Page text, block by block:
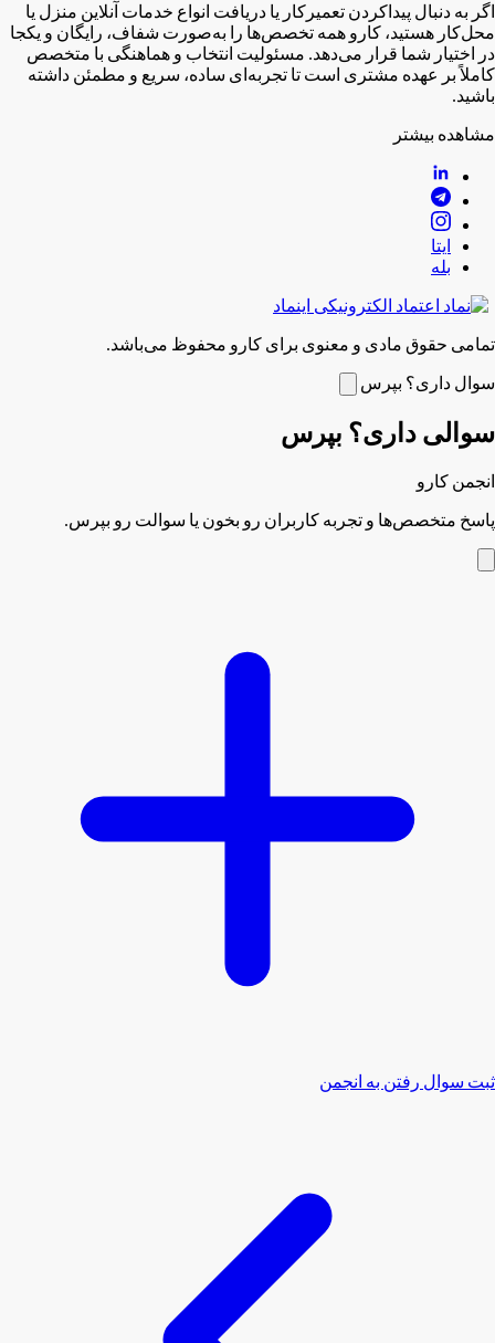
انتخاب کنید.
اگر به دنبال پیدا‌کردن تعمیرکار یا دریافت انواع خدمات آنلاین منزل یا
محل‌کار هستید، کارو همه تخصص‌ها را به‌صورت شفاف، رایگان و یکجا
در اختیار شما قرار می‌دهد. مسئولیت انتخاب و هماهنگی با متخصص
باشید.
مشاهده بیشتر
بله
سوال داری؟ بپرس
سوالی داری؟ بپرس
رفتن به انجمن